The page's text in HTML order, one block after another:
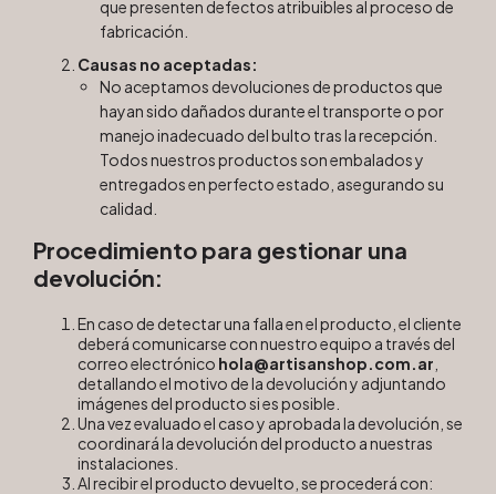
que presenten defectos atribuibles al proceso de
fabricación.
Causas no aceptadas:
No aceptamos devoluciones de productos que
hayan sido dañados durante el transporte o por
manejo inadecuado del bulto tras la recepción.
Todos nuestros productos son embalados y
entregados en perfecto estado, asegurando su
calidad.
Procedimiento para gestionar una
devolución:
En caso de detectar una falla en el producto, el cliente
deberá comunicarse con nuestro equipo a través del
correo electrónico hola@artisanshop.com.ar
detallando el motivo de la devolución y adjuntando
imágenes del producto si es posible.
Una vez evaluado el caso y aprobada la devolución, se
coordinará la devolución del producto a nuestras
instalaciones.
Al recibir el producto devuelto, se procederá con: